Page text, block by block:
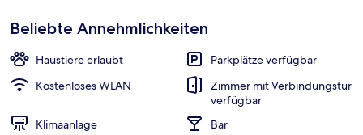
Beliebte Annehmlichkeiten
Haustiere erlaubt
Parkplätze verfügbar
Kostenloses WLAN
Zimmer mit Verbindungstür
verfügbar
Klimaanlage
Bar